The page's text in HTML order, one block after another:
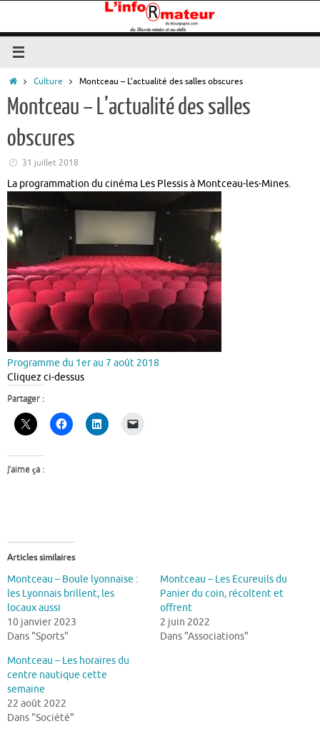
contenu
Accueil
Culture Montceau – L’actualité des salles obscures
Montceau – L’actualité des salles
obscures
31 juillet 2018
La programmation du cinéma Les Plessis à Montceau-les-Mines.
Programme du 1er au 7 août 2018
Cliquez ci-dessus
Partager :
J’aime ça :
Articles similaires
Montceau – Boule lyonnaise :
les Lyonnais brillent, les
locaux aussi
10 janvier 2023
Dans "Sports"
Montceau – Les Ecureuils du
Panier du coin, récoltent et
offrent
2 juin 2022
Dans "Associations"
Montceau – Les horaires du
centre nautique cette
semaine
22 août 2022
Dans "Société"